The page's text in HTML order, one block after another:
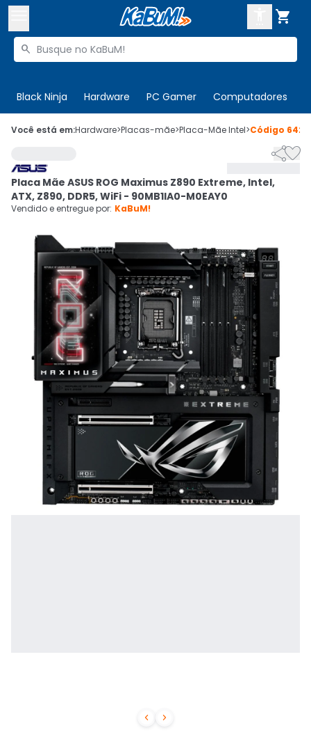

Buscar produtos

Black Ninja Hardware PC Gamer Computadores
 Olá. Acesse sua conta
Cupons
Ativar tradutor em libras
CADASTRE-SE
Você está em:Hardware>Placas-mãe>Placa-Mãe Intel>Código
 

Placa Mãe ASUS ROG Maximus Z890 Extreme, Intel,
ATX, Z890, DDR5, WiFi - 90MB1IA0-M0EAY0
Vendido e entregue por: KaBuM!